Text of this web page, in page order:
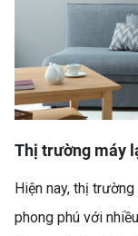
Thị trường máy
Hiện nay, thị trường
phong phú với